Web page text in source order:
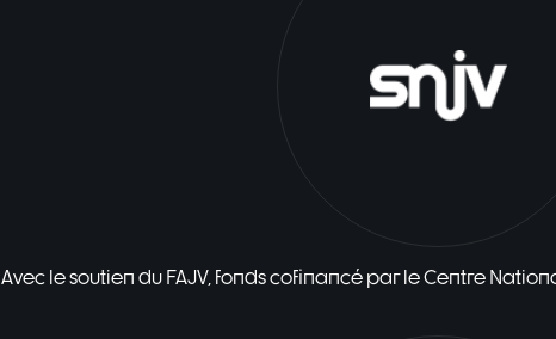
Avec le soutien du FAJV, fonds cofinancé par le Centre